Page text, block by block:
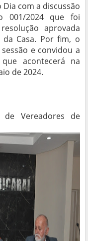
com a discussão
001/2024 que foi
aprovada
Casa. Por fim, o
e convidou a
acontecerá na
de 2024.
Vereadores de